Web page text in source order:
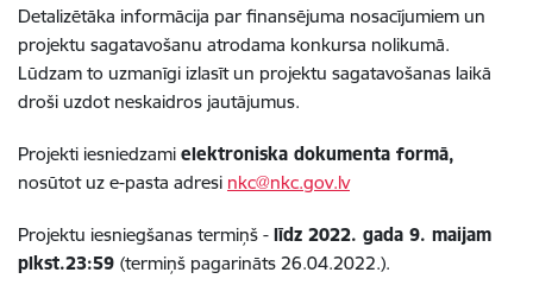
Detalizētāka informācija par finansējuma nosacījumiem un
projektu sagatavošanu atrodama konkursa nolikumā.
Lūdzam to uzmanīgi izlasīt un projektu sagatavošanas laikā
droši uzdot neskaidros jautājumus.
Projekti iesniedzami elektroniska dokumenta formā,
nosūtot uz e-pasta adresi nkc@nkc.gov.lv
Projektu iesniegšanas termiņš - līdz 2022. gada 9. maijam
plkst.23:59 (termiņš pagarināts 26.04.2022.).